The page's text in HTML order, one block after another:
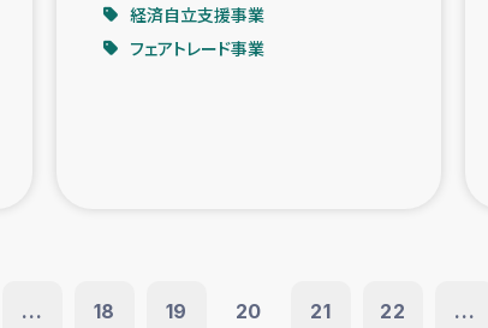
経済自立支援事業
フェアトレード事業
... 18 19 20 21 22 ...